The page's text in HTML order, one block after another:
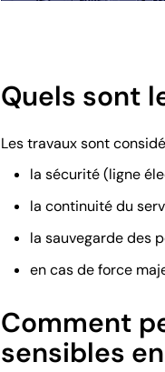
Quels sont
Les travaux sont
la sécurité (ligne
la continuité du
la sauvegarde des
en cas de force
Comment
sensibles